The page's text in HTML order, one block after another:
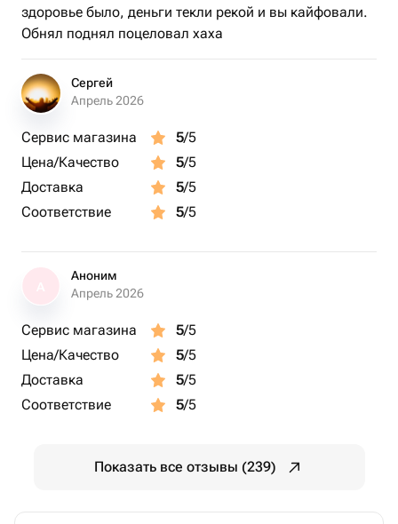
здоровье было, деньги текли рекой и вы кайфовали.
Обнял поднял поцеловал хаха
Сергей
Апрель 2026
Сервис магазина 5/5
Цена/Качество
5/5
Доставка
5/5
Соответствие
5/5
Аноним
Апрель 2026
Сервис магазина 5/5
Цена/Качество
5/5
Доставка
5/5
Соответствие
5/5
Показать все отзывы (239)